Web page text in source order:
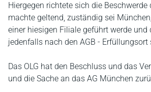
Hiergegen richtete sich die Beschwerde
machte geltend, zuständig sei
einer hiesigen Filiale geführt werde und
jedenfalls nach den AGB - Erfüllungsort
Das OLG hat den Beschluss und das
und die Sache an das AG München